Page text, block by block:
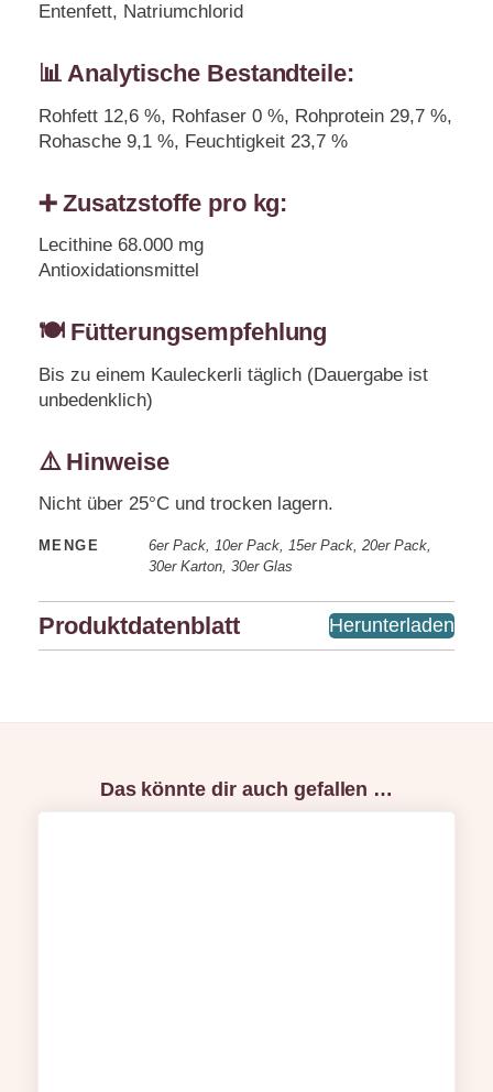
Entenfett, Natriumchlorid
📊 Analytische Bestandteile:
Rohfett 12,6 %, Rohfaser 0 %, Rohprotein 29,7 %,
Rohasche 9,1 %, Feuchtigkeit 23,7 %
➕ Zusatzstoffe pro kg:
Lecithine 68.000 mg
Antioxidationsmittel
🍽️ Fütterungsempfehlung
Bis zu einem Kauleckerli täglich (Dauergabe ist
unbedenklich)
⚠️ Hinweise
Nicht über 25°C und trocken lagern.
MENGE
6er Pack, 10er Pack, 15er Pack, 20er Pack,
30er Karton, 30er Glas
Produktdatenblatt Herunterladen
Das könnte dir auch gefallen …